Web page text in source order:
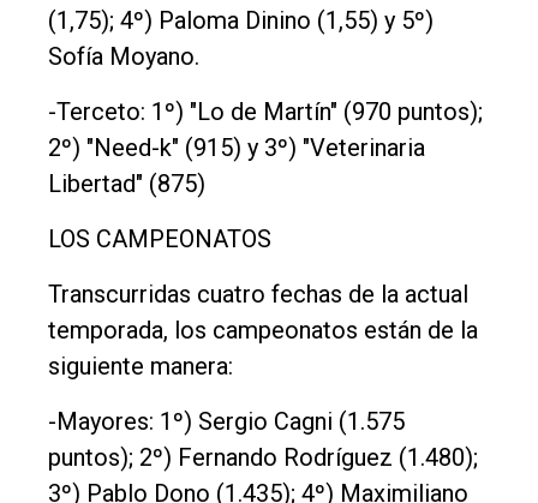
(1,75); 4º) Paloma Dinino (1,55) y 5º)
Sofía Moyano.
-Terceto: 1º) "Lo de Martín" (970 puntos);
2º) "Need-k" (915) y 3º) "Veterinaria
Libertad" (875)
LOS CAMPEONATOS
Transcurridas cuatro fechas de la actual
temporada, los campeonatos están de la
siguiente manera:
-Mayores: 1º) Sergio Cagni (1.575
puntos); 2º) Fernando Rodríguez (1.480);
3º) Pablo Dono (1.435); 4º) Maximiliano